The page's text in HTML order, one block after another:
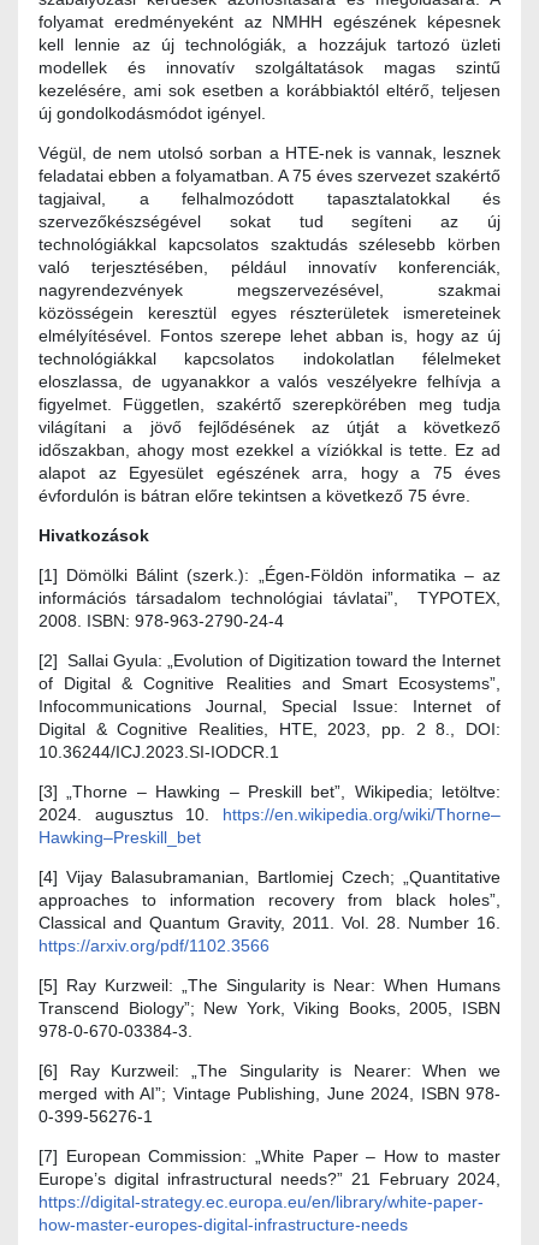
folyamat eredményeként az NMHH egészének képesnek
kell lennie az új technológiák, a hozzájuk tartozó üzleti
modellek és innovatív szolgáltatások magas szintű
kezelésére, ami sok esetben a korábbiaktól eltérő, teljesen
új gondolkodásmódot igényel.
Végül, de nem utolsó sorban a HTE-nek is vannak, lesznek
feladatai ebben a folyamatban. A 75 éves szervezet szakértő
tagjaival, a felhalmozódott tapasztalatokkal és
szervezőkészségével sokat tud segíteni az új
technológiákkal kapcsolatos szaktudás szélesebb körben
való terjesztésében, például innovatív konferenciák,
nagyrendezvények megszervezésével, szakmai
közösségein keresztül egyes részterületek ismereteinek
elmélyítésével. Fontos szerepe lehet abban is, hogy az új
technológiákkal kapcsolatos indokolatlan félelmeket
eloszlassa, de ugyanakkor a valós veszélyekre felhívja a
figyelmet. Független, szakértő szerepkörében meg tudja
világítani a jövő fejlődésének az útját a következő
időszakban, ahogy most ezekkel a víziókkal is tette. Ez ad
alapot az Egyesület egészének arra, hogy a 75 éves
évfordulón is bátran előre tekintsen a következő 75 évre.
Hivatkozások
[1] Dömölki Bálint (szerk.): „Égen-Földön informatika – az
információs társadalom technológiai távlatai”, TYPOTEX,
2008. ISBN: 978-963-2790-24-4
[2] Sallai Gyula: „Evolution of Digitization toward the Internet
of Digital & Cognitive Realities and Smart Ecosystems”,
Infocommunications Journal, Special Issue: Internet of
Digital & Cognitive Realities, HTE, 2023, pp. 2 8., DOI:
10.36244/ICJ.2023.SI-IODCR.1
[3] „Thorne – Hawking – Preskill bet”, Wikipedia; letöltve:
2024. augusztus 10. https://en.wikipedia.org/wiki/Thorne–
Hawking–Preskill_bet
[4] Vijay Balasubramanian, Bartlomiej Czech; „Quantitative
approaches to information recovery from black holes”,
Classical and Quantum Gravity, 2011. Vol. 28. Number 16.
https://arxiv.org/pdf/1102.3566
[5] Ray Kurzweil: „The Singularity is Near: When Humans
Transcend Biology”; New York, Viking Books, 2005, ISBN
978-0-670-03384-3.
[6] Ray Kurzweil: „The Singularity is Nearer: When we
merged with AI”; Vintage Publishing, June 2024, ISBN 978-
0-399-56276-1
[7] European Commission: „White Paper – How to master
Europe’s digital infrastructural needs?” 21 February 2024,
https://digital-strategy.ec.europa.eu/en/library/white-paper-
how-master-europes-digital-infrastructure-needs